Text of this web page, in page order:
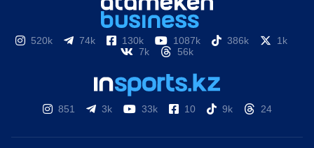
520k 74k 130k 1087k 386k
1k
7k
56k
851 3k 33k 10 9k 24